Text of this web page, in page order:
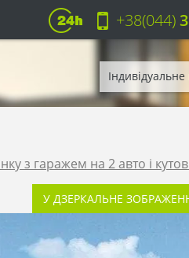
+38(044)
з гаражем на 2 авто і
У ДЗЕРКАЛЬНЕ